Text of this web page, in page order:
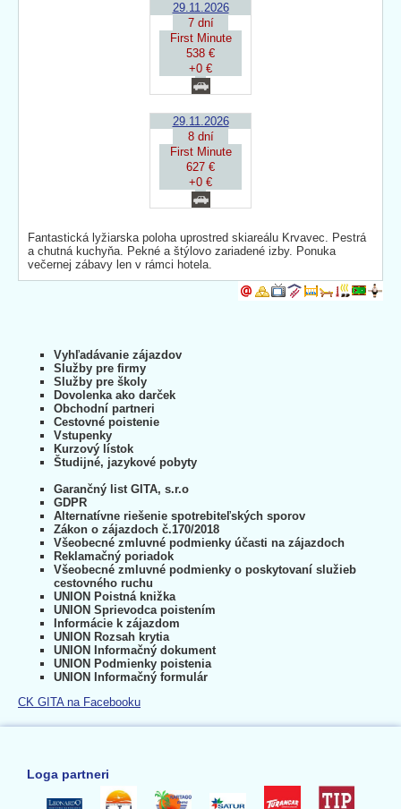
29.11.2026
7 dní
First Minute
538 €
+0 €
29.11.2026
8 dní
First Minute
627 €
+0 €
Fantastická lyžiarska poloha uprostred skiareálu Krvavec. Pestrá
a chutná kuchyňa. Pekné a štýlovo zariadené izby. Ponuka
večernej zábavy len v rámci hotela.
Vyhľadávanie zájazdov
Služby pre firmy
Služby pre školy
Dovolenka ako darček
Obchodní partneri
Cestovné poistenie
Vstupenky
Kurzový lístok
Študijné, jazykové pobyty
Garančný list GITA, s.r.o
GDPR
Alternatívne riešenie spotrebiteľských sporov
Zákon o zájazdoch č.170/2018
Všeobecné zmluvné podmienky účasti na zájazdoch
Reklamačný poriadok
Všeobecné zmluvné podmienky o poskytovaní služieb
cestovného ruchu
UNION Poistná knižka
UNION Sprievodca poistením
Informácie k zájazdom
UNION Rozsah krytia
UNION Informačný dokument
UNION Podmienky poistenia
UNION Informačný formulár
CK GITA na Facebooku
Loga partneri